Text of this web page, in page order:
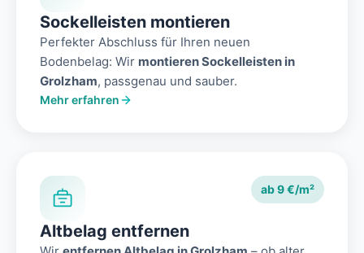
Sockelleisten montieren
Perfekter Abschluss für Ihren neuen
Bodenbelag: Wir montieren Sockelleisten in
Grolzham, passgenau und sauber.
Mehr erfahren
ab 9 €/m²
Altbelag entfernen